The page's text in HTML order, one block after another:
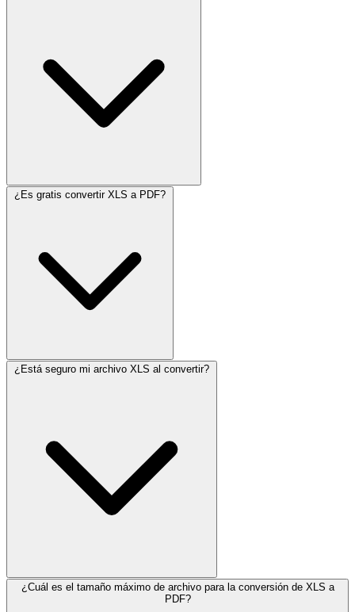
¿Es gratis convertir XLS a PDF?
¿Está seguro mi archivo XLS al convertir?
¿Cuál es el tamaño máximo de archivo para la conversión de XLS a
PDF?